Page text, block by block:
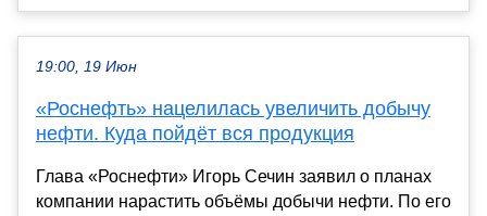
19:00, 19 Июн
«Роснефть» нацелилась увеличить добычу
нефти. Куда пойдёт вся продукция
Глава «Роснефти» Игорь Сечин заявил о планах
компании нарастить объёмы добычи нефти. По его